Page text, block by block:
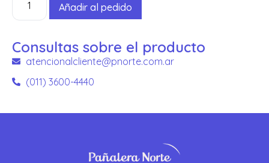
Añadir al pedido
Consultas sobre el producto
atencionalcliente@pnorte.com.ar
(011) 3600-4440